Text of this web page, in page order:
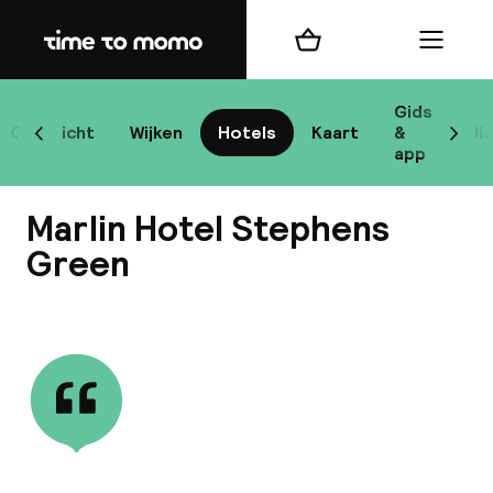
Home
Overzicht Wijken Hotels Kaart
Gids
&
app
Scroll naar links
Winkelmand Menu
Marlin Hotel Stephens
Green